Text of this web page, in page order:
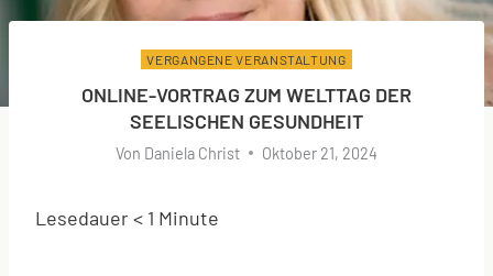
VERGANGENE VERANSTALTUNG
ONLINE-VORTRAG ZUM WELTTAG DER
SEELISCHEN GESUNDHEIT
Von Daniela Christ Oktober 21, 2024
Lesedauer< 1 Minute